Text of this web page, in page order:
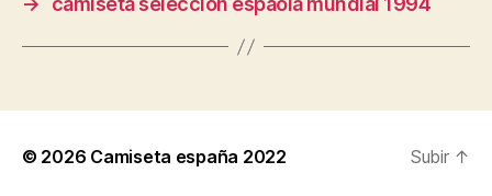
© 2026 Camiseta españa 2022 Subir ↑